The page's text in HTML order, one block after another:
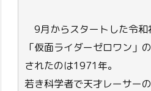
9月からスタートした令和
「仮面ライダーゼロワン」
されたのは1971年。
若き科学者で天才レーサー